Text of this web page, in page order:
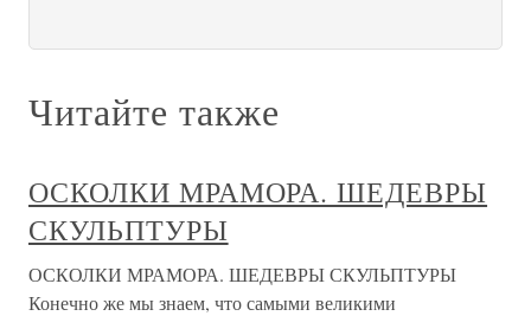
Читайте также
ОСКОЛКИ МРАМОРА. ШЕДЕВРЫ
СКУЛЬПТУРЫ
ОСКОЛКИ МРАМОРА. ШЕДЕВРЫ СКУЛЬПТУРЫ
Конечно же мы знаем, что самыми великими